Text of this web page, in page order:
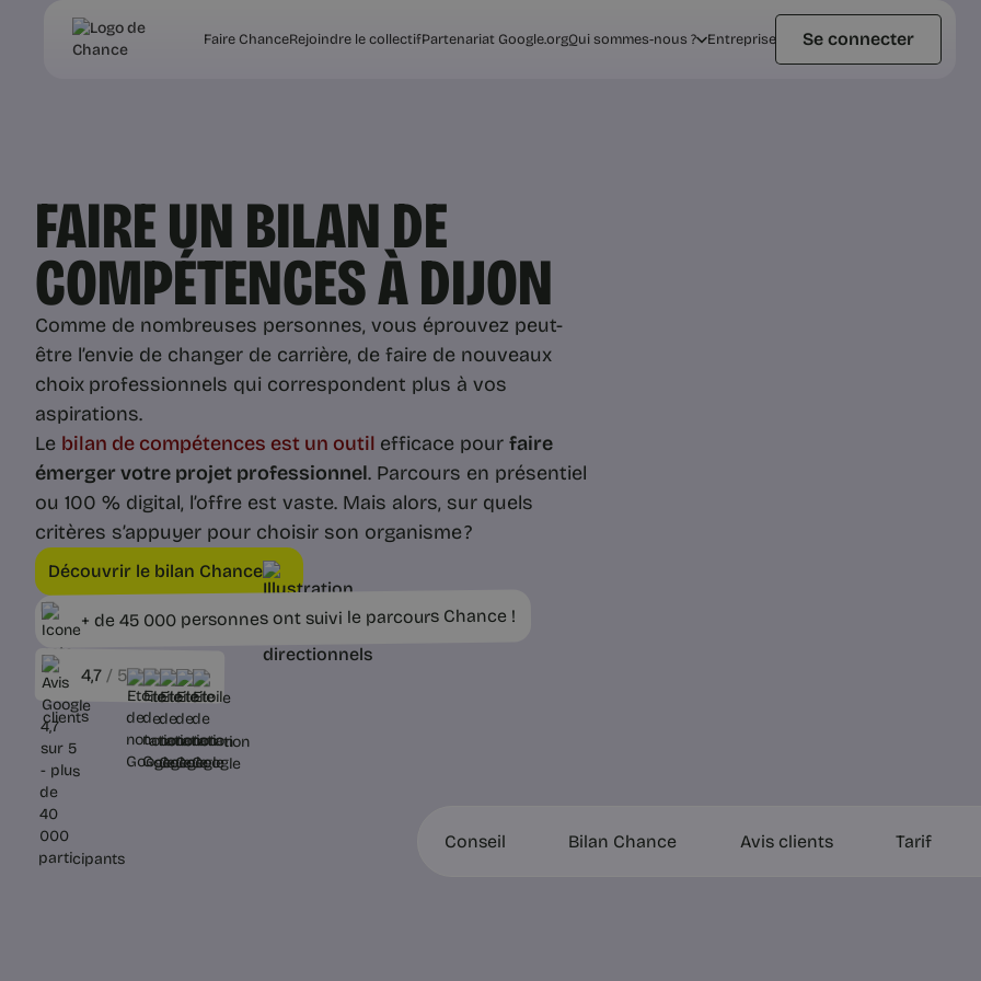
Faire ChanceRejoindre le collectifPartenariat Google.orgQui sommes-nous ? Entreprise Se connecter
FAIRE UN BILAN DE
COMPÉTENCES À DIJON
Comme de nombreuses personnes, vous éprouvez peut-
être l’envie de changer de carrière, de faire de nouveaux
choix professionnels qui correspondent plus à vos
aspirations.
Le bilan de compétences est un outil efficace pour faire
émerger votre projet professionnel. Parcours en présentiel
ou 100 % digital, l’offre est vaste. Mais alors, sur quels
critères s’appuyer pour choisir son organisme ?
Découvrir le bilan Chance
+ de 45 000 personnes ont suivi le parcours Chance !
4,7 / 5
Conseil Bilan Chance Avis clients Tarif